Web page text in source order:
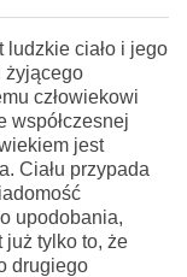
ludzkie ciało i jego
żyjącego
człowiekowi
współczesnej
jest
Ciału przypada
upodobania,
tylko to, że
drugiego